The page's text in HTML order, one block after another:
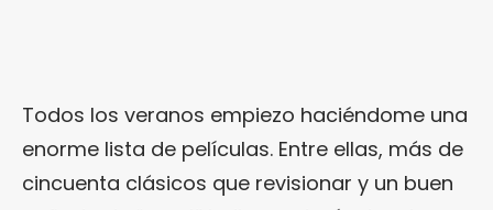
Todos los veranos empiezo haciéndome una
enorme lista de películas. Entre ellas, más de
cincuenta clásicos que revisionar y un buen